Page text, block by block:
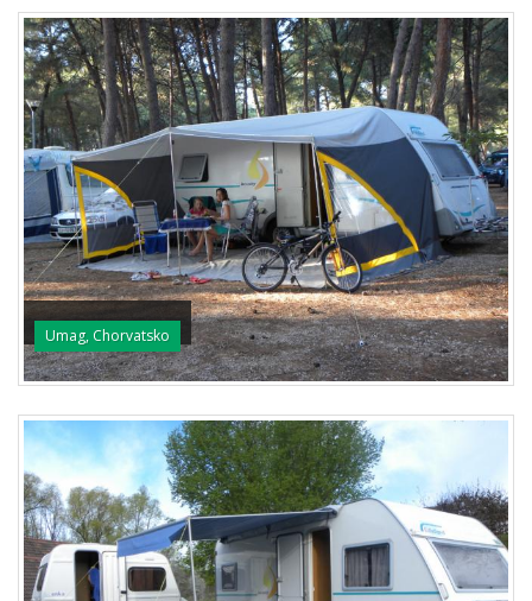
Umag, Chorvatsko